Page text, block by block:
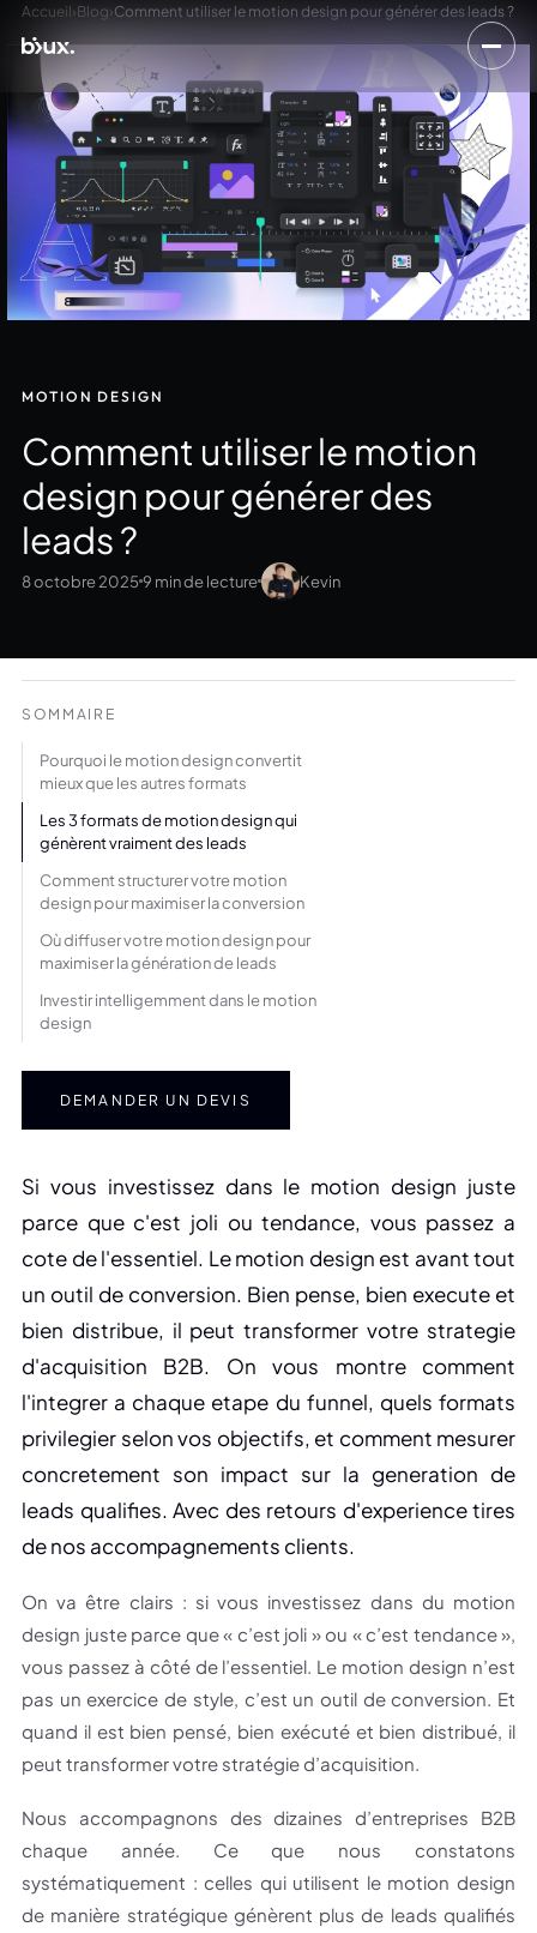
Accueil›Blog›Comment utiliser le motion design pour générer des leads ?
MOTION DESIGN
Comment utiliser le motion
design pour générer des
leads ?
8 octobre 2025 9 min de lecture Kevin
SOMMAIRE
Pourquoi le motion design convertit
mieux que les autres formats
Les 3 formats de motion design qui
génèrent vraiment des leads
Comment structurer votre motion
design pour maximiser la conversion
Où diffuser votre motion design pour
maximiser la génération de leads
Investir intelligemment dans le motion
design
DEMANDER UN DEVIS
Si vous investissez dans le motion design juste
parce que c'est joli ou tendance, vous passez a
cote de l'essentiel. Le motion design est avant tout
un outil de conversion. Bien pense, bien execute et
bien distribue, il peut transformer votre strategie
d'acquisition B2B. On vous montre comment
l'integrer a chaque etape du funnel, quels formats
privilegier selon vos objectifs, et comment mesurer
concretement son impact sur la generation de
leads qualifies. Avec des retours d'experience tires
de nos accompagnements clients.
On va être clairs : si vous investissez dans du motion
design juste parce que « c’est joli » ou « c’est tendance »,
vous passez à côté de l’essentiel. Le motion design n’est
pas un exercice de style, c’est un outil de conversion. Et
quand il est bien pensé, bien exécuté et bien distribué, il
peut transformer votre stratégie d’acquisition.
Nous accompagnons des dizaines d’entreprises B2B
chaque année. Ce que nous constatons
systématiquement : celles qui utilisent le motion design
de manière stratégique génèrent plus de leads qualifiés